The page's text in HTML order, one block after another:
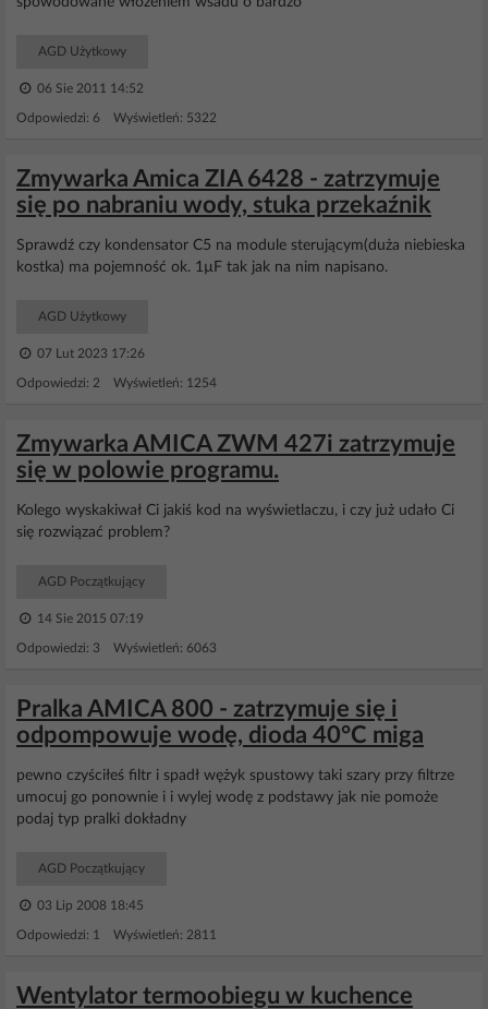
AGD Użytkowy
06 Sie 2011 14:52
Odpowiedzi: 6 Wyświetleń: 5322
Zmywarka Amica ZIA 6428 - zatrzymuje
się po nabraniu wody, stuka przekaźnik
Sprawdź czy kondensator C5 na module sterującym(duża niebieska
kostka) ma pojemność ok. 1µF tak jak na nim napisano.
AGD Użytkowy
07 Lut 2023 17:26
Odpowiedzi: 2 Wyświetleń: 1254
Zmywarka AMICA ZWM 427i zatrzymuje
się w polowie programu.
Kolego wyskakiwał Ci jakiś kod na wyświetlaczu, i czy już udało Ci
się rozwiązać problem?
AGD Początkujący
14 Sie 2015 07:19
Odpowiedzi: 3 Wyświetleń: 6063
Pralka AMICA 800 - zatrzymuje się i
odpompowuje wodę, dioda 40°C miga
pewno czyściłeś filtr i spadł wężyk spustowy taki szary przy filtrze
umocuj go ponownie i i wylej wodę z podstawy jak nie pomoże
podaj typ pralki dokładny
AGD Początkujący
03 Lip 2008 18:45
Odpowiedzi: 1 Wyświetleń: 2811
Wentylator termoobiegu w kuchence